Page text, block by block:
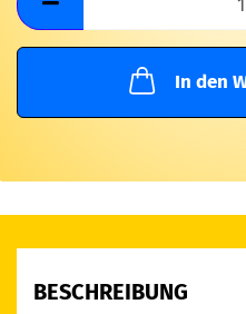
In den
BESCHREIBUNG